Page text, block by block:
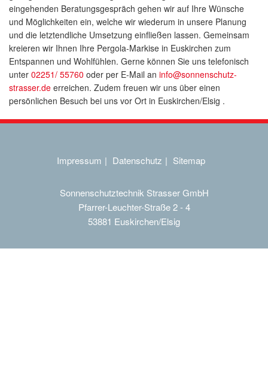
eingehenden Beratungsgespräch gehen wir auf Ihre Wünsche
und Möglichkeiten ein, welche wir wiederum in unsere Planung
und die letztendliche Umsetzung einfließen lassen. Gemeinsam
kreieren wir Ihnen Ihre Pergola-Markise in Euskirchen zum
Entspannen und Wohlfühlen. Gerne können Sie uns telefonisch
unter 02251/ 55760 oder per E-Mail an info@sonnenschutz-
strasser.de erreichen. Zudem freuen wir uns über einen
persönlichen Besuch bei uns vor Ort in Euskirchen/Elsig .
Impressum Datenschutz Sitemap
Sonnenschutztechnik Strasser GmbH
Pfarrer-Leuchter-Straße 2 - 4
53881 Euskirchen/Elsig